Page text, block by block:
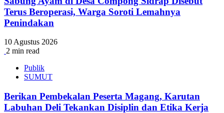
Terus Beroperasi, Warga Soroti Lemahnya
Penindakan
10 Agustus 2026
2 min read
Publik
SUMUT
Berikan Pembekalan Peserta Magang, Karutan
Labuhan Deli Tekankan Disiplin dan Etika Kerja